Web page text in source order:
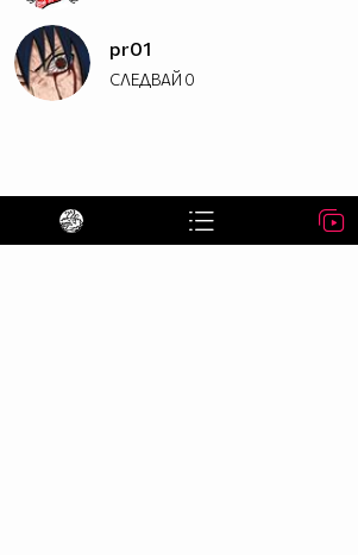
pr01
СЛЕДВАЙ 0